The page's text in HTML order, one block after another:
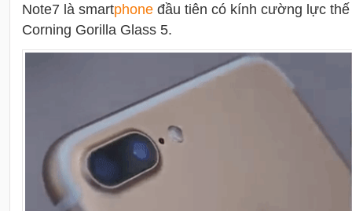
Note7 là smartphone đầu tiên có kính cường lực
Corning Gorilla Glass 5.